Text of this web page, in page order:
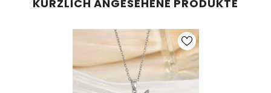
KÜRZLICH ANGESEHENE PRODUKTE